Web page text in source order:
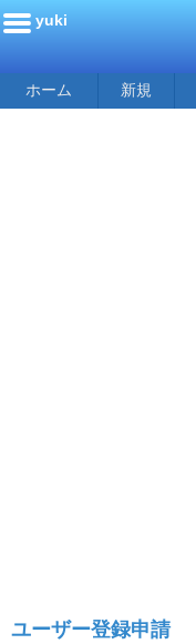
yuki
ホーム 新規
ユーザー登録申請